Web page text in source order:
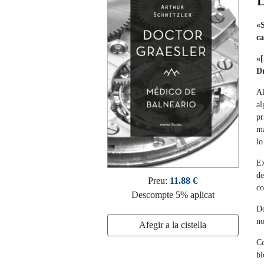
Preu: 11.88 €
Descompte 5% aplicat
Afegir a la cistella
lo